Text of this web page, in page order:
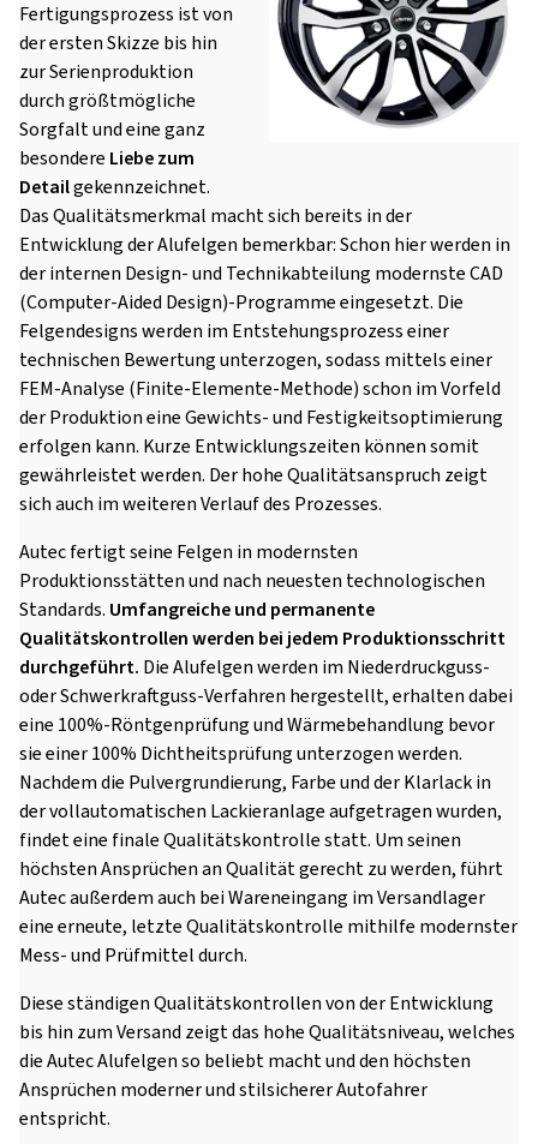
Fertigungsprozess ist von
der ersten Skizze bis hin
zur Serienproduktion
durch größtmögliche
Sorgfalt und eine ganz
besondere Liebe zum
Detailgekennzeichnet.
Das Qualitätsmerkmal macht sich bereits in der
Entwicklung der Alufelgen bemerkbar: Schon hier werden in
der internen Design- und Technikabteilung modernste CAD
(Computer-Aided Design)-Programme eingesetzt. Die
Felgendesigns werden im Entstehungsprozess einer
technischen Bewertung unterzogen, sodass mittels einer
FEM-Analyse (Finite-Elemente-Methode) schon im Vorfeld
der Produktion eine Gewichts- und Festigkeitsoptimierung
erfolgen kann. Kurze Entwicklungszeiten können somit
gewährleistet werden. Der hohe Qualitätsanspruch zeigt
sich auch im weiteren Verlauf des Prozesses.
Autec fertigt seine Felgen in modernsten
Produktionsstätten und nach neuesten technologischen
Standards. Umfangreiche und permanente
Qualitätskontrollen werden bei jedem Produktionsschritt
durchgeführt. Die Alufelgen werden im Niederdruckguss-
oder Schwerkraftguss-Verfahren hergestellt, erhalten dabei
eine 100%-Röntgenprüfung und Wärmebehandlung bevor
sie einer 100% Dichtheitsprüfung unterzogen werden.
Nachdem die Pulvergrundierung, Farbe und der Klarlack in
der vollautomatischen Lackieranlage aufgetragen wurden,
findet eine finale Qualitätskontrolle statt. Um seinen
höchsten Ansprüchen an Qualität gerecht zu werden, führt
Autec außerdem auch bei Wareneingang im Versandlager
eine erneute, letzte Qualitätskontrolle mithilfe modernster
Mess- und Prüfmittel durch.
Diese ständigen Qualitätskontrollen von der Entwicklung
bis hin zum Versand zeigt das hohe Qualitätsniveau, welches
die Autec Alufelgen so beliebt macht und den höchsten
Ansprüchen moderner und stilsicherer Autofahrer
entspricht.